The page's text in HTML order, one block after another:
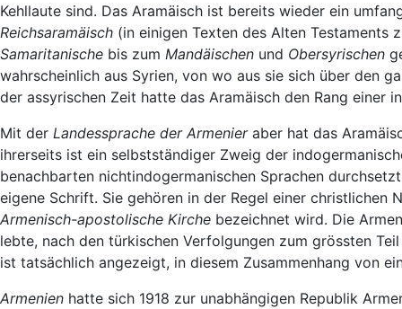
Kehllaute sind. Das Aramäisch ist bereits wieder ein
Reichsaramäisch (in einigen Texten des Alten Testaments
Samaritanische bis zum Mandäischen und Obersyrischen
wahrscheinlich aus Syrien, von wo aus sie sich über den
der assyrischen Zeit hatte das Aramäisch den Rang einer
Mit der Landessprache der Armenieraber hat das
ihrerseits ist ein selbstständiger Zweig der
benachbarten nichtindogermanischen Sprachen
eigene Schrift. Sie gehören in der Regel einer christlichen
Armenisch-apostolische Kirche bezeichnet wird. Die
lebte, nach den türkischen Verfolgungen zum grössten
ist tatsächlich angezeigt, in diesem Zusammenhang von
Armenien hatte sich 1918 zur unabhängigen Republik